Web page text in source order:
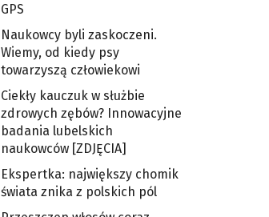
GPS
Naukowcy byli zaskoczeni.
Wiemy, od kiedy psy
towarzyszą człowiekowi
Ciekły kauczuk w służbie
zdrowych zębów? Innowacyjne
badania lubelskich
naukowców [ZDJĘCIA]
Ekspertka: największy chomik
świata znika z polskich pól